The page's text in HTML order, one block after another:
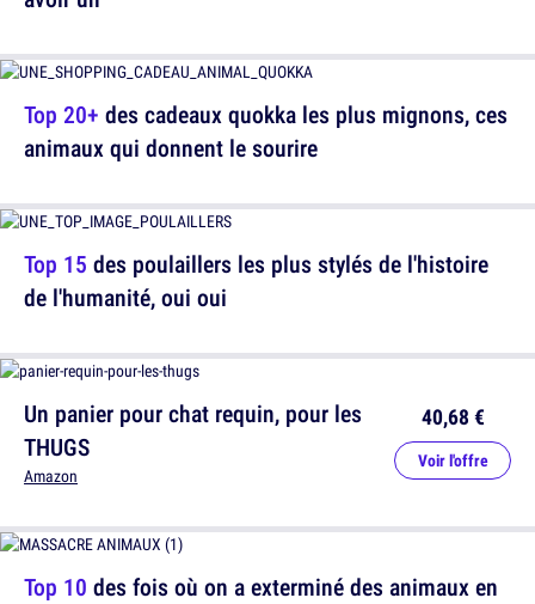
Top 20+ des cadeaux quokka les plus mignons, ces
animaux qui donnent le sourire
Un panier pour chat requin, pour les
THUGS
Amazon
40,68 €
Voir l'offre
Top 10 des fois où on a exterminé des animaux en
Top 15 des poulaillers les plus stylés de l'histoire
de l'humanité, oui oui